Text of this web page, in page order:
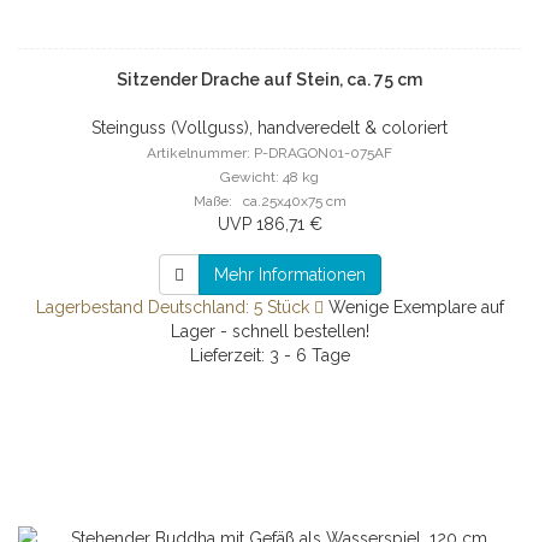
Sitzender Drache auf Stein, ca. 75 cm
Steinguss (Vollguss), handveredelt & coloriert
Artikelnummer: P-DRAGON01-075AF
Gewicht: 48 kg
Maße: ca.25x40x75 cm
UVP 186,71 €
Mehr Informationen
Lagerbestand Deutschland: 5 Stück
Wenige Exemplare auf
Lager - schnell bestellen!
Lieferzeit: 3 - 6 Tage